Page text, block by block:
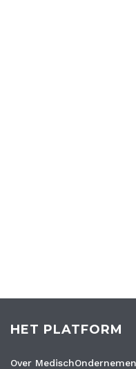
HET PLATFORM
Over MedischOndernemen